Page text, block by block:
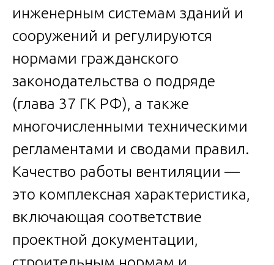
инженерным системам зданий и
сооружений и регулируются
нормами гражданского
законодательства о подряде
(глава 37 ГК РФ), а также
многочисленными техническими
регламентами и сводами правил.
Качество работы вентиляции —
это комплексная характеристика,
включающая соответствие
проектной документации,